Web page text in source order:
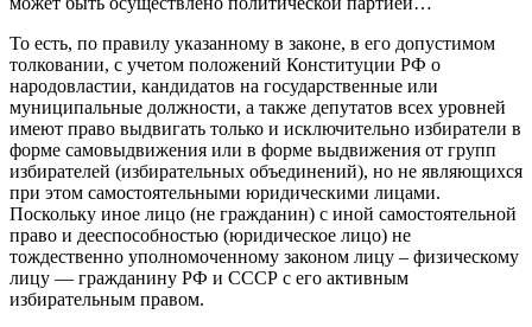
То есть, по правилу указанному в законе, в его допустимом
толковании, с учетом положений Конституции РФ о
народовластии, кандидатов на государственные или
муниципальные должности, а также депутатов всех уровней
имеют право выдвигать только и исключительно избиратели в
форме самовыдвижения или в форме выдвижения от групп
избирателей (избирательных объединений), но не являющихся
при этом самостоятельными юридическими лицами.
Поскольку иное лицо (не гражданин) с иной самостоятельной
право и дееспособностью (юридическое лицо) не
тождественно уполномоченному законом лицу – физическому
лицу — гражданину РФ и СССР с его активным
избирательным правом.